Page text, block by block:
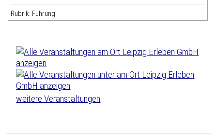
Rubrik: Führung
weitere Veranstaltungen